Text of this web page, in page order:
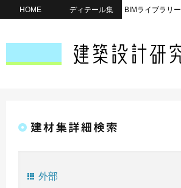
HOME ディテール集 BIMライブラリー
外部